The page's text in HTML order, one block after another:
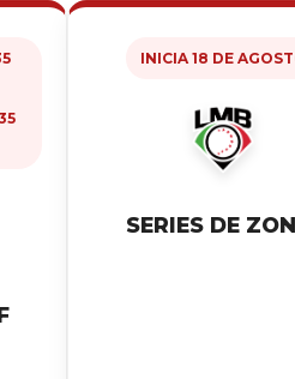
INICIA 18 DE
SERIES DE